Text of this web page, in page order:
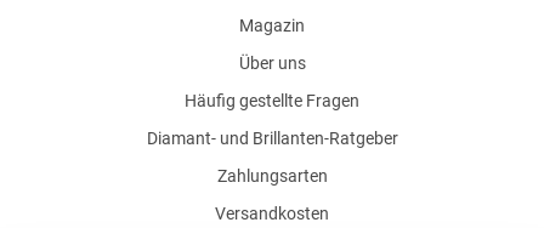
Magazin
Über uns
Häufig gestellte Fragen
Diamant- und Brillanten-Ratgeber
Zahlungsarten
Versandkosten